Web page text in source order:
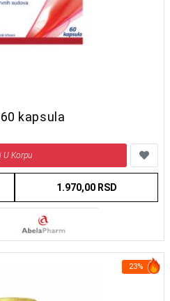
ARTEROprotect Forte 60 kapsula
U Korpu
1.970,00 RSD
23%